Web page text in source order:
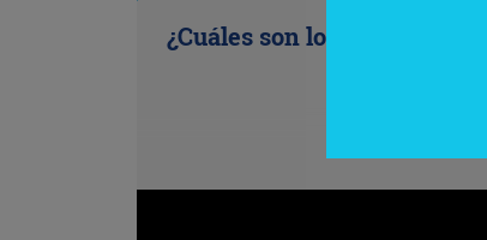
¿Cuáles son los antojos de la